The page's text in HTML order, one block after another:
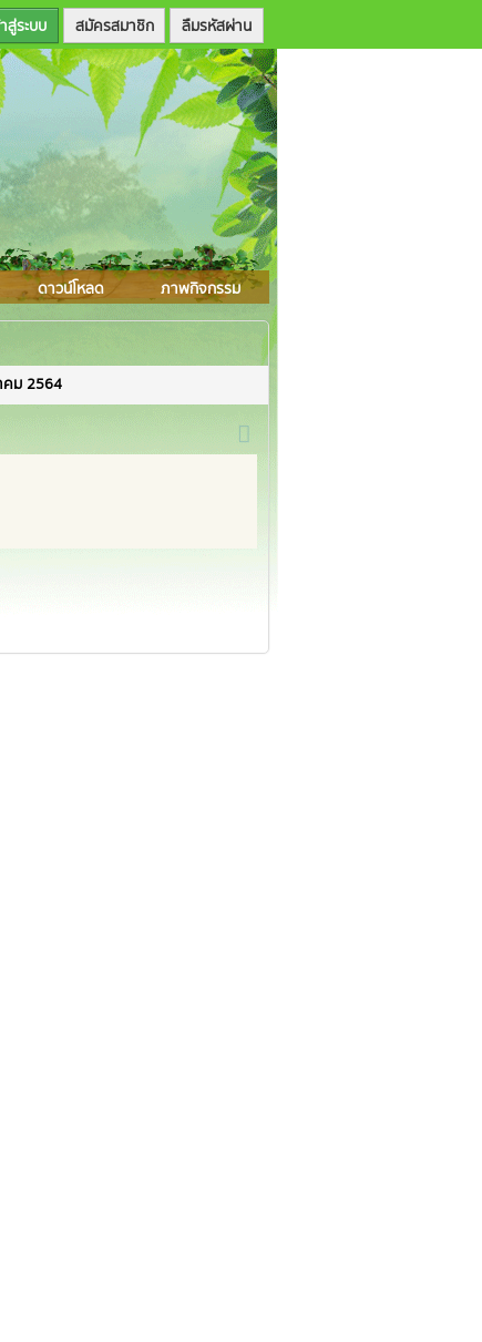
สมัครสมาชิก ลืมรหัสผ่าน
ดาวน์โหลด ภาพกิจกรรม
คม 2564